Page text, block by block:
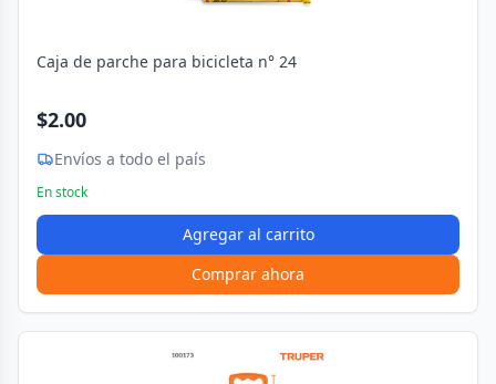
Caja de parche para bicicleta n° 24
$2.00
Envíos a todo el país
En stock
Agregar al carrito
Comprar ahora